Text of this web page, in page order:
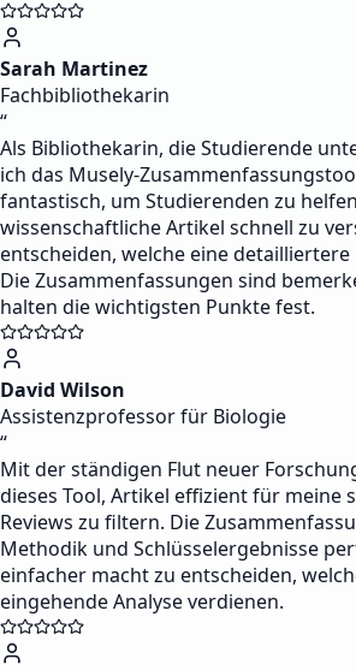
Sarah Martinez
Fachbibliothekarin
“
Als Bibliothekarin, die Studierende
ich das Musely-
fantastisch, um Studierenden zu
wissenschaftliche Artikel schnell zu
entscheiden, welche eine
Die Zusammenfassungen sind
halten die wichtigsten Punkte fest.
David Wilson
Assistenzprofessor für Biologie
“
Mit der ständigen Flut neuer
dieses Tool, Artikel effizient für meine
Reviews zu filtern. Die
Methodik und Schlüsselergebnisse
einfacher macht zu entscheiden,
eingehende Analyse verdienen.